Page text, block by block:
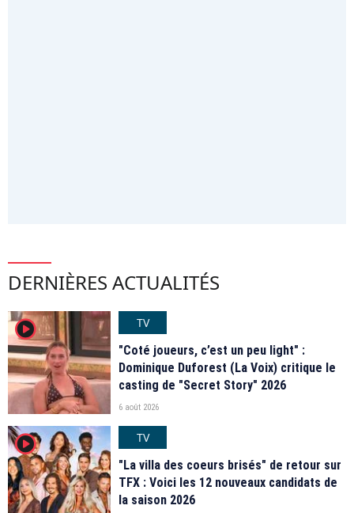
DERNIÈRES ACTUALITÉS
player2
TV
"Coté joueurs, c’est un peu light" :
Dominique Duforest (La Voix) critique le
casting de "Secret Story" 2026
6 août 2026
player2
TV
"La villa des coeurs brisés" de retour sur
TFX : Voici les 12 nouveaux candidats de
la saison 2026